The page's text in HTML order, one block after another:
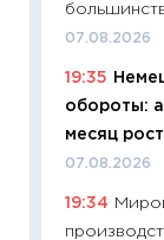
07.08.2026
19:35
обороты:
месяц
07.08.2026
19:34